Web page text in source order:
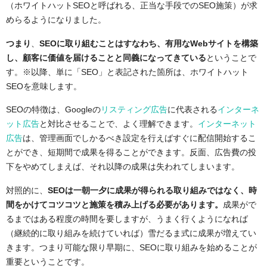
（ホワイトハットSEOと呼ばれる、正当な手段でのSEO施策）が求
めらるようになりました。
つまり
SEOに取り組むことはすなわち、有用なWebサイトを構築
し、顧客に価値を届けることと同義になってきているということで
す。※以降、単に「SEO」と表記された箇所は、ホワイトハット
SEOを意味します。
SEOの特徴は、Googleのリスティング広告に代表されるインターネ
ット広告と対比させることで、よく理解できます。 インターネット
広告は、管理画面でしかるべき設定を行えばすぐに配信開始するこ
とができ、短期間で成果を得ることができます。反面、広告費の投
下をやめてしまえば、それ以降の成果は失われてしまいます。
対照的に、 SEOは一朝一夕に成果が得られる取り組みではなく、時
間をかけてコツコツと施策を積み上げる必要があります。 成果がで
るまではある程度の時間を要しますが、うまく行くようになれば
（継続的に取り組みを続けていれば）雪だるま式に成果が増えてい
きます。つまり可能な限り早期に、SEOに取り組みを始めることが
重要ということです。